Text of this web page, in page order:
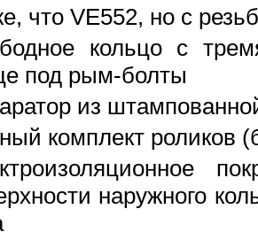
что VE552, но с
кольцо с
под рым-болты
из
комплект роликов
наружного